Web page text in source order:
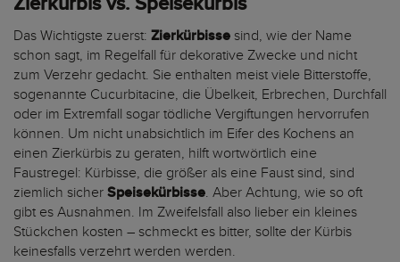
Das Wichtigste zuerst: Zierkürbisse sind, wie der Name
schon sagt, im Regelfall für dekorative Zwecke und nicht
zum Verzehr gedacht. Sie enthalten meist viele Bitterstoffe,
sogenannte Cucurbitacine, die Übelkeit, Erbrechen, Durchfall
oder im Extremfall sogar tödliche Vergiftungen hervorrufen
können. Um nicht unabsichtlich im Eifer des Kochens an
einen Zierkürbis zu geraten, hilft wortwörtlich eine
Faustregel: Kürbisse, die größer als eine Faust sind, sind
ziemlich sicher Speisekürbisse. Aber Achtung, wie so oft
gibt es Ausnahmen. Im Zweifelsfall also lieber ein kleines
Stückchen kosten – schmeckt es bitter, sollte der Kürbis
keinesfalls verzehrt werden werden.